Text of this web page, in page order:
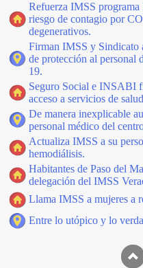
Refuerza IMSS
riesgo de contagio por
degenerativos.
Firman IMSS y Sindicato
de protección al
19.
Seguro Social e INSABI
acceso a servicios de
De manera inexplicable
personal médico del
Actualiza IMSS a su
hemodiálisis.
Habitantes de Paso del
delegación del IMSS
Llama IMSS a mujeres a
Entre lo utópico y lo